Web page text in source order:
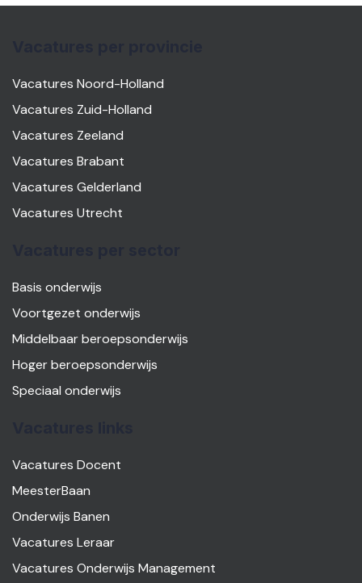
Vacatures Noord-Holland
Vacatures Zuid-Holland
Vacatures Zeeland
Vacatures Brabant
Vacatures Gelderland
Vacatures Utrecht
Basis onderwijs
Voortgezet onderwijs
Middelbaar beroepsonderwijs
Hoger beroepsonderwijs
Speciaal onderwijs
Vacatures Docent
MeesterBaan
Onderwijs Banen
Vacatures Leraar
Vacatures Onderwijs Management